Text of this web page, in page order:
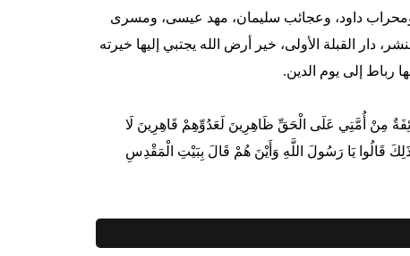
ومحراب داود، وعجائب سليمان، مهد عيسى، ومسرى
القبلة الأولى، خير أرض الله يجتبي إليها خيرته
رباط إلى يوم الدين.
مِنْ أُمَّتِي عَلَى الْحَقِّ ظَاهِرِينَ لَعَدُوِّهِمْ قَاهِرِينَ لَا
قَالُوا يَا رَسُولَ اللَّهِ وَأَيْنَ هُمْ قَالَ بِبَيْتِ الْمَقْدِسِ